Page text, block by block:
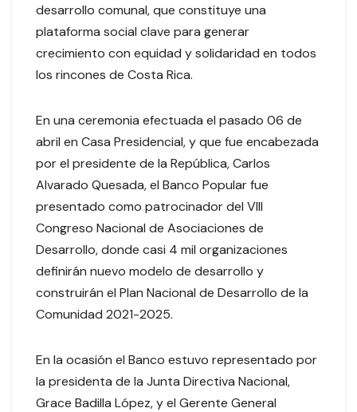
desarrollo comunal, que constituye una
plataforma social clave para generar
crecimiento con equidad y solidaridad en todos
los rincones de Costa Rica.
En una ceremonia efectuada el pasado 06 de
abril en Casa Presidencial, y que fue encabezada
por el presidente de la República, Carlos
Alvarado Quesada, el Banco Popular fue
presentado como patrocinador del VIII
Congreso Nacional de Asociaciones de
Desarrollo, donde casi 4 mil organizaciones
definirán nuevo modelo de desarrollo y
construirán el Plan Nacional de Desarrollo de la
Comunidad 2021-2025.
En la ocasión el Banco estuvo representado por
la presidenta de la Junta Directiva Nacional,
Grace Badilla López, y el Gerente General